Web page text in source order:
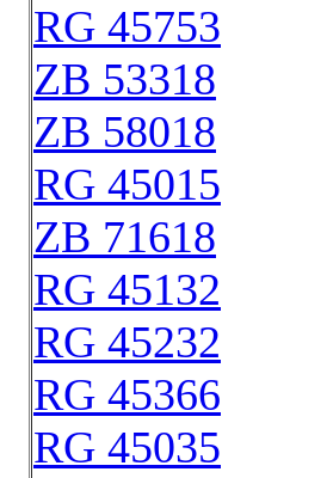
RG 45753
ZB 53318
ZB 58018
RG 45015
ZB 71618
RG 45132
RG 45232
RG 45366
RG 45035